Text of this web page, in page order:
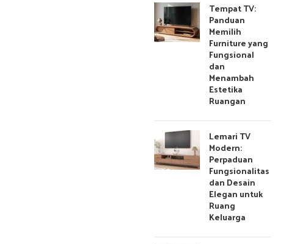
Tempat TV:
Panduan
Memilih
Furniture yang
Fungsional
dan
Menambah
Estetika
Ruangan
Lemari TV
Modern:
Perpaduan
Fungsionalitas
dan Desain
Elegan untuk
Ruang
Keluarga